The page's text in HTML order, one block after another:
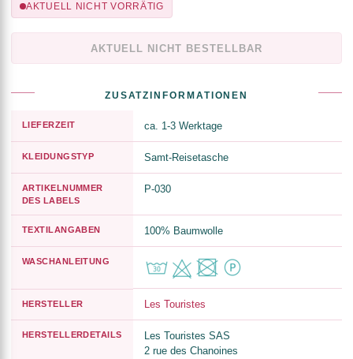
AKTUELL NICHT VORRÄTIG
AKTUELL NICHT BESTELLBAR
ZUSATZINFORMATIONEN
LIEFERZEIT ca. 1-3 Werktage
KLEIDUNGSTYP Samt-Reisetasche
ARTIKELNUMMER
DES LABELS
P-030
TEXTILANGABEN 100% Baumwolle
WASCHANLEITUNG
HERSTELLER Les Touristes
HERSTELLERDETAILS
Les Touristes SAS
2 rue des Chanoines